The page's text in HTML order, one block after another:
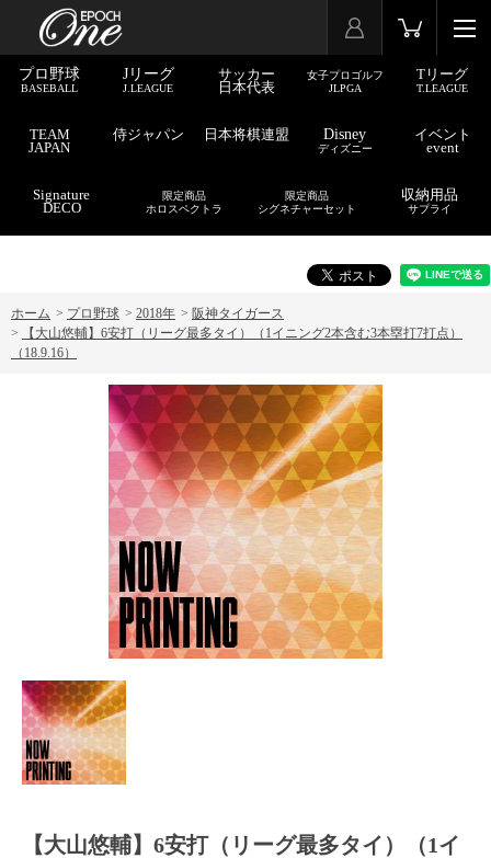
プロ野球
BASEBALL
Jリーグ
J.LEAGUE
サッカー
日本代表
女子プロゴルフ
JLPGA
Tリーグ
T.LEAGUE
TEAM
JAPAN
侍ジャパン 日本将棋連盟 Disney
ディズニー
イベント
event
Signature
DECO
限定商品
ホロスペクトラ
限定商品
シグネチャーセット
収納用品
サプライ
ホーム > プロ野球 > 2018年 > 阪神タイガース
>
【大山悠輔】6安打（リーグ最多タイ）（1イニング2本含む3本塁打7打点）
（18.9.16）
【大山悠輔】6安打（リーグ最多タイ）（1イ